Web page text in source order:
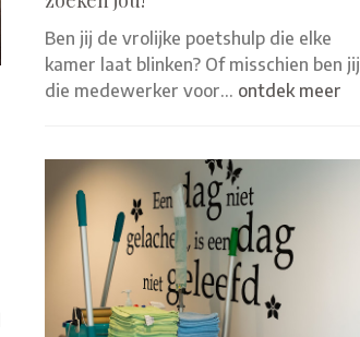
Ben jij de vrolijke poetshulp die elke
kamer laat blinken? Of misschien ben jij
die medewerker voor… ontdek meer